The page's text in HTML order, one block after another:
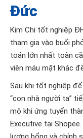
Đức
Kim Chi tốt nghiệp
tham gia vào buổi
toán lớn nhất toàn
viên máu mặt khác
Sau khi tốt nghiệp
“con nhà người ta”
mộ khi ứng tuyển
Executive tại